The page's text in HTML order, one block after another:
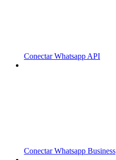
Conectar Whatsapp API
Conectar Whatsapp Business